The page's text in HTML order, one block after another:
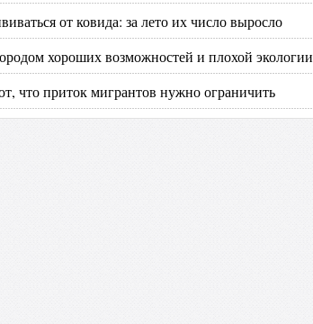
от ковида: за лето их число выросло
хороших возможностей и плохой экологии
что приток мигрантов нужно ограничить